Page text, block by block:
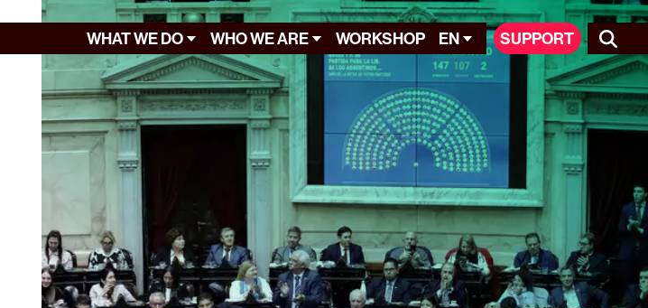
WHAT WE DO WHO WE ARE WORKSHOP EN SUPPORT